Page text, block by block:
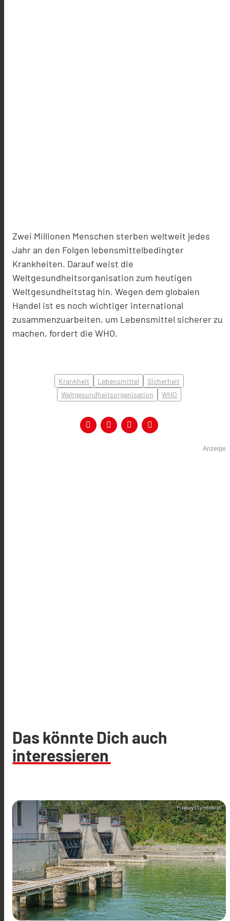
Zwei Millionen Menschen sterben weltweit jedes
Jahr an den Folgen lebensmittelbedingter
Krankheiten. Darauf weist die
Weltgesundheitsorganisation zum heutigen
Weltgesundheitstag hin. Wegen dem globalen
Handel ist es noch wichtiger international
zusammenzuarbeiten, um Lebensmittel sicherer zu
machen, fordert die WHO.
Krankheit Lebensmittel
Sicherheit
Weltgesundheitsorganisation
WHO
Anzeige
Das könnte Dich auch
interessieren
Pixabay (Symbolbild)